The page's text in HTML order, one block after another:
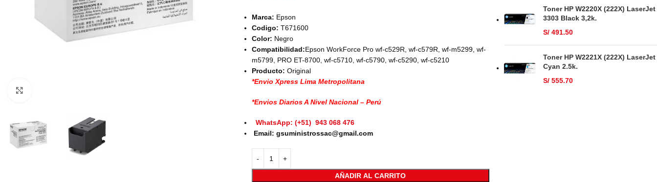
Marca: Epson
Codigo: T671600
Color: Negro
Compatibilidad:Epson WorkForce Pro wf-c529R, wf-c579R, wf-m5299, wf-
m5799, PRO ET-8700, wf-c5710, wf-c5790, wf-c5290, wf-c5210
Producto: Original
*Envio Xpress Lima Metropolitana
*Envios Diarios A Nivel Nacional – Perú
WhatsApp: (+51) 943 068 476
Email: gsuministrossac@gmail.com
AÑADIR AL CARRITO
Toner HP W2220X (222X) LaserJet
3303 Black 3,2k.
S/491.50
Toner HP W2221X (222X) LaserJet
Cyan 2.5k.
S/555.70